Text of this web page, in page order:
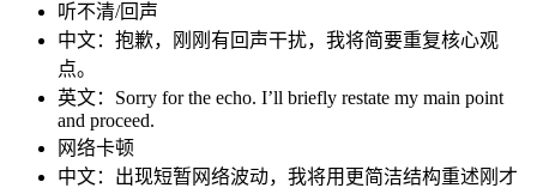
听不清/回声
中文：抱歉，刚刚有回声干扰，我将简要重复核心观
点。
英文：Sorry for the echo. I’ll briefly restate my main point
and proceed.
网络卡顿
中文：出现短暂网络波动，我将用更简洁结构重述刚才